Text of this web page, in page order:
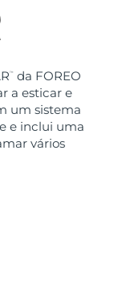
™
da FOREO
a esticar e
um sistema
e inclui uma
vários